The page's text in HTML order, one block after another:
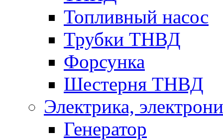
Топливный насос
Трубки ТНВД
Форсунка
Шестерня ТНВД
Электрика,
Генератор